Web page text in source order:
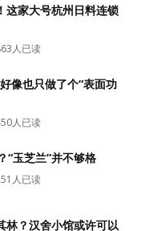
这家大号杭州日料连锁
人已读
像也只做了个“表面功
人已读
“玉芝兰”并不够格
人已读
林？汉舍小馆或许可以